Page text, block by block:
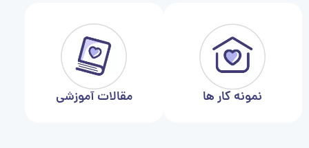
نمونه کار ها مقالات آموزشی